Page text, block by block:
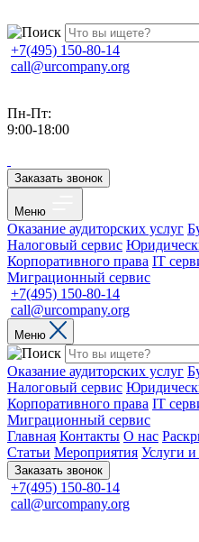
+7(495) 150-80-14
call@urcompany.org
Пн-Пт:
9:00-18:00
Заказать звонок
Меню
Оказание аудиторских услуг
Налоговый сервис
Корпоративного права IT
Миграционный сервис
+7(495) 150-80-14
call@urcompany.org
Меню
Оказание аудиторских услуг
Налоговый сервис
Корпоративного права IT
Миграционный сервис
Главная Контакты О нас
Статьи Мероприятия Услуги
Заказать звонок
+7(495) 150-80-14
call@urcompany.org